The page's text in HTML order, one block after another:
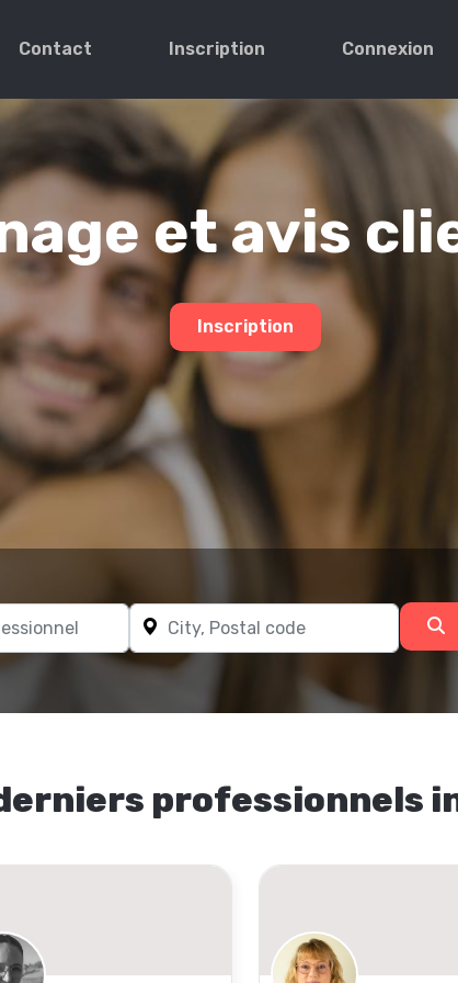
Contact Inscription Connexion
et avis
Inscription
professionnels